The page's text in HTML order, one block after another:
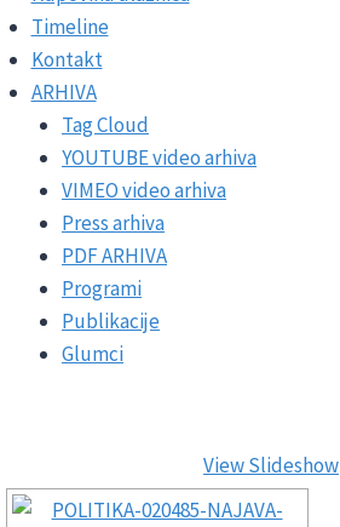
Timeline
Kontakt
ARHIVA
Tag Cloud
YOUTUBE video arhiva
VIMEO video arhiva
Press arhiva
PDF ARHIVA
Programi
Publikacije
Glumci
View Slideshow